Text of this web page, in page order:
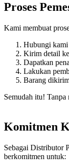
Proses
Kami membuat
Hubungi
Kirim detail
Dapatkan
Lakukan
Barang
Semudah itu! Tanpa
Komitmen
Sebagai Distributor
berkomitmen untuk: